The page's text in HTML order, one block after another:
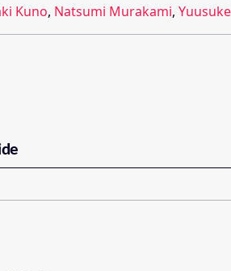
Kuno, Natsumi Murakami,